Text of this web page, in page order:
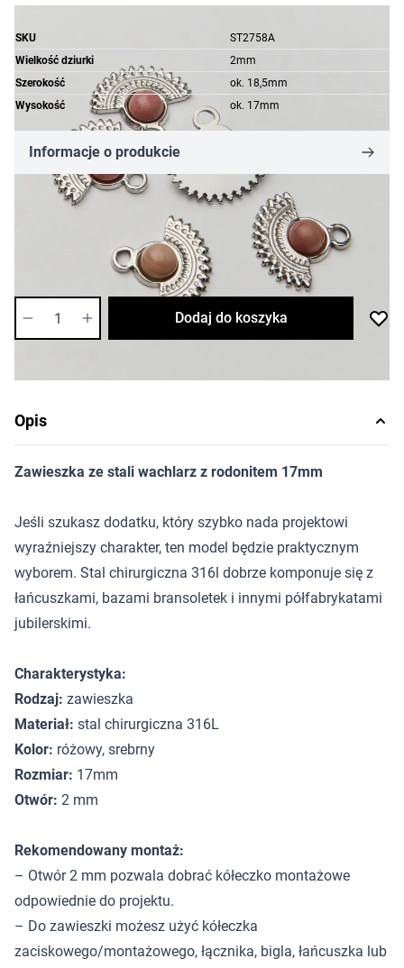
SKU
ST2758A
Wielkość dziurki
2mm
Szerokość
ok. 18,5mm
Wysokość
ok. 17mm
Informacje o produkcie
8,61 zł
Dostępność:średnia
Dodaj do koszyka
Opis
Zawieszka ze stali wachlarz z rodonitem 17mm
Jeśli szukasz dodatku, który szybko nada projektowi
wyraźniejszy charakter, ten model będzie praktycznym
wyborem. Stal chirurgiczna 316l dobrze komponuje się z
łańcuszkami, bazami bransoletek i innymi półfabrykatami
jubilerskimi.
Charakterystyka:
Rodzaj: zawieszka
Materiał: stal chirurgiczna 316L
Kolor: różowy, srebrny
Rozmiar: 17mm
Otwór: 2 mm
Rekomendowany montaż:
– Otwór 2 mm pozwala dobrać kółeczko montażowe
odpowiednie do projektu.
– Do zawieszki możesz użyć kółeczka
zaciskowego/montażowego, łącznika, bigla, łańcuszka lub